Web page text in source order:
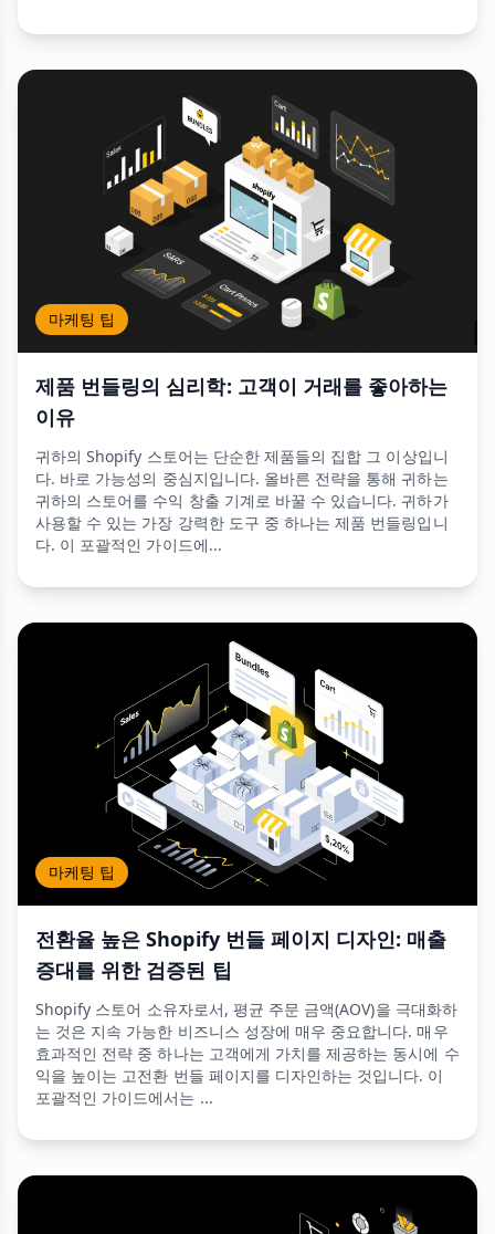
마케팅 팁
제품 번들링의 심리학: 고객이 거래를 좋아하는
이유
귀하의 Shopify 스토어는 단순한 제품들의 집합 그 이상입니
다. 바로 가능성의 중심지입니다. 올바른 전략을 통해 귀하는
귀하의 스토어를 수익 창출 기계로 바꿀 수 있습니다. 귀하가
사용할 수 있는 가장 강력한 도구 중 하나는 제품 번들링입니
다. 이 포괄적인 가이드에...
마케팅 팁
전환율 높은 Shopify 번들 페이지 디자인: 매출
증대를 위한 검증된 팁
Shopify 스토어 소유자로서, 평균 주문 금액(AOV)을 극대화하
는 것은 지속 가능한 비즈니스 성장에 매우 중요합니다. 매우
효과적인 전략 중 하나는 고객에게 가치를 제공하는 동시에 수
익을 높이는 고전환 번들 페이지를 디자인하는 것입니다. 이
포괄적인 가이드에서는 ...